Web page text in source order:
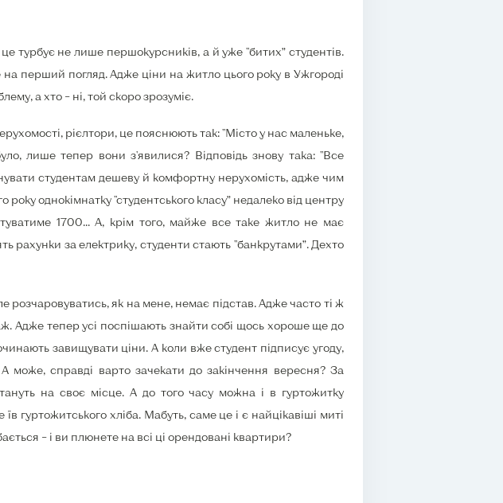
турбує не лише першокурсників, а й уже "битих” студентів.
перший погляд. Адже ціни на житло цього року в Ужгороді
а хто – ні, той скоро зрозуміє.
рієлтори, це пояснюють так: "Місто у нас маленьке,
лише тепер вони з'явилися? Відповідь знову така: "Все
студентам дешеву й комфортну нерухомість, адже чим
однокімнатку "студентського класу” недалеко від центру
1700... А, крім того, майже все таке житло не має
рахунки за електрику, студенти стають "банкрутами”. Дехто
розчаровуватись, як на мене, немає підстав. Адже часто ті ж
Адже тепер усі поспішають знайти собі щось хороше ще до
завищувати ціни. А коли вже студент підписує угоду,
може, справді варто зачекати до закінчення вересня? За
на своє місце. А до того часу можна і в гуртожитку
гуртожитського хліба. Мабуть, саме це і є найцікавіші миті
– і ви плюнете на всі ці орендовані квартири?